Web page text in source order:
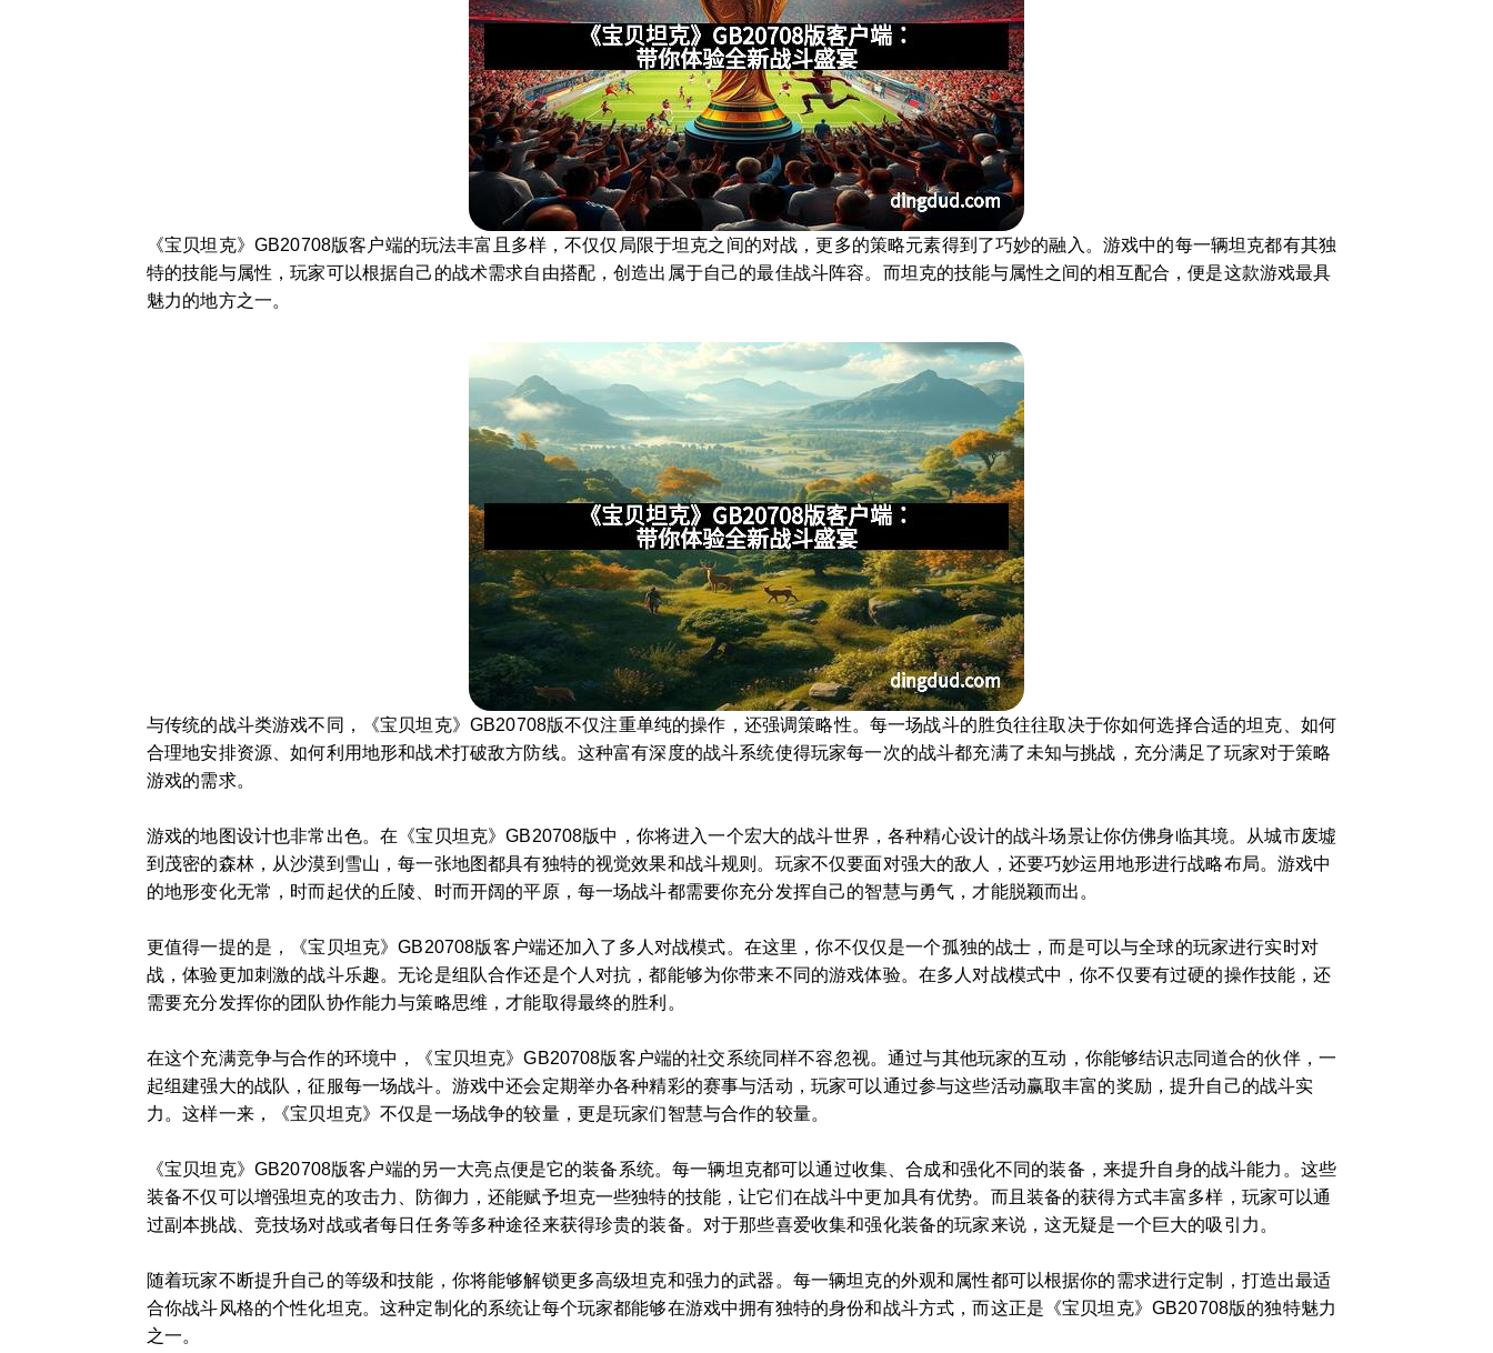
《宝贝坦克》GB20708版客户端的玩法丰富且多样，不仅仅局限于坦克之间的对战，更多的策略元素得到了巧妙的融入。游戏中的每一辆坦克都有其独
特的技能与属性，玩家可以根据自己的战术需求自由搭配，创造出属于自己的最佳战斗阵容。而坦克的技能与属性之间的相互配合，便是这款游戏最具
魅力的地方之一。
与传统的战斗类游戏不同，《宝贝坦克》GB20708版不仅注重单纯的操作，还强调策略性。每一场战斗的胜负往往取决于你如何选择合适的坦克、如何
合理地安排资源、如何利用地形和战术打破敌方防线。这种富有深度的战斗系统使得玩家每一次的战斗都充满了未知与挑战，充分满足了玩家对于策略
游戏的需求。
游戏的地图设计也非常出色。在《宝贝坦克》GB20708版中，你将进入一个宏大的战斗世界，各种精心设计的战斗场景让你仿佛身临其境。从城市废墟
到茂密的森林，从沙漠到雪山，每一张地图都具有独特的视觉效果和战斗规则。玩家不仅要面对强大的敌人，还要巧妙运用地形进行战略布局。游戏中
的地形变化无常，时而起伏的丘陵、时而开阔的平原，每一场战斗都需要你充分发挥自己的智慧与勇气，才能脱颖而出。
更值得一提的是，《宝贝坦克》GB20708版客户端还加入了多人对战模式。在这里，你不仅仅是一个孤独的战士，而是可以与全球的玩家进行实时对
战，体验更加刺激的战斗乐趣。无论是组队合作还是个人对抗，都能够为你带来不同的游戏体验。在多人对战模式中，你不仅要有过硬的操作技能，还
需要充分发挥你的团队协作能力与策略思维，才能取得最终的胜利。
在这个充满竞争与合作的环境中，《宝贝坦克》GB20708版客户端的社交系统同样不容忽视。通过与其他玩家的互动，你能够结识志同道合的伙伴，一
起组建强大的战队，征服每一场战斗。游戏中还会定期举办各种精彩的赛事与活动，玩家可以通过参与这些活动赢取丰富的奖励，提升自己的战斗实
力。这样一来，《宝贝坦克》不仅是一场战争的较量，更是玩家们智慧与合作的较量。
《宝贝坦克》GB20708版客户端的另一大亮点便是它的装备系统。每一辆坦克都可以通过收集、合成和强化不同的装备，来提升自身的战斗能力。这些
装备不仅可以增强坦克的攻击力、防御力，还能赋予坦克一些独特的技能，让它们在战斗中更加具有优势。而且装备的获得方式丰富多样，玩家可以通
过副本挑战、竞技场对战或者每日任务等多种途径来获得珍贵的装备。对于那些喜爱收集和强化装备的玩家来说，这无疑是一个巨大的吸引力。
随着玩家不断提升自己的等级和技能，你将能够解锁更多高级坦克和强力的武器。每一辆坦克的外观和属性都可以根据你的需求进行定制，打造出最适
合你战斗风格的个性化坦克。这种定制化的系统让每个玩家都能够在游戏中拥有独特的身份和战斗方式，而这正是《宝贝坦克》GB20708版的独特魅力
之一。